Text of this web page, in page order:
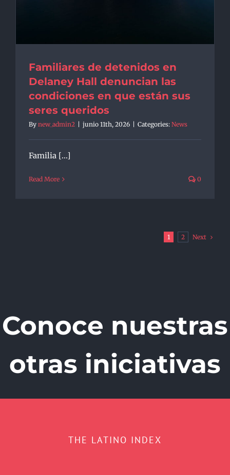
Familiares de detenidos en
Delaney Hall denuncian las
condiciones en que están sus
seres queridos
By new_admin2 | junio 11th, 2026 | Categories: News
Familia [...]
Read More 0
1 2 Next
Conoce nuestras
otras iniciativas
THE LATINO INDEX